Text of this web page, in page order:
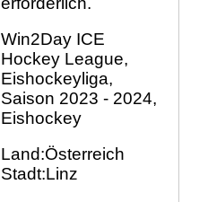
Win2Day ICE
Hockey League,
Eishockeyliga,
Saison 2023 - 2024,
Eishockey
Land:Österreich
Stadt:Linz